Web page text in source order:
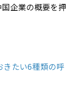
企業の概要を押
きたい6種類の呼